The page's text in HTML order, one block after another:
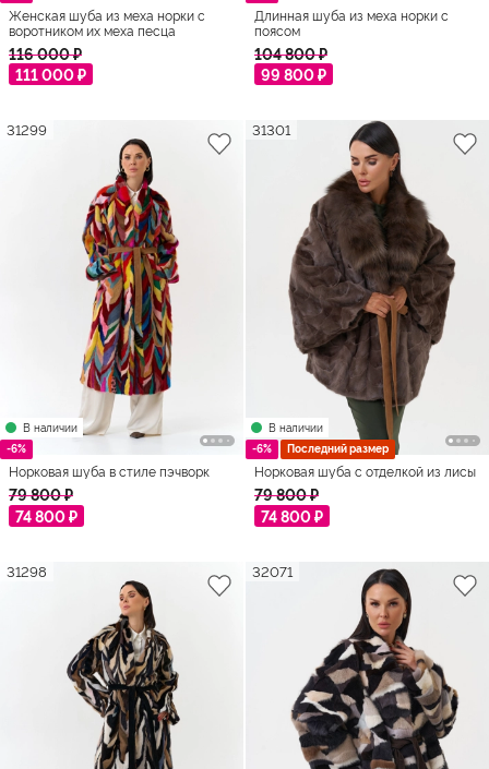
Женская шуба из меха норки с
воротником их меха песца
116 000 ₽
111 000 ₽
Длинная шуба из меха норки с
поясом
104 800 ₽
99 800 ₽
В наличии
-6%
31299
Норковая шуба в стиле пэчворк
79 800 ₽
74 800 ₽
В наличии
-6%
Последний размер
31301
Норковая шуба с отделкой из лисы
79 800 ₽
74 800 ₽
31298 32071